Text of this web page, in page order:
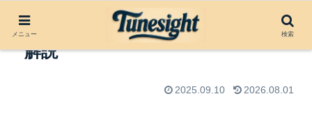
Mongoloid by Devo（1977）楽曲
解説
2025.09.10 2026.08.01
メニュー 検索